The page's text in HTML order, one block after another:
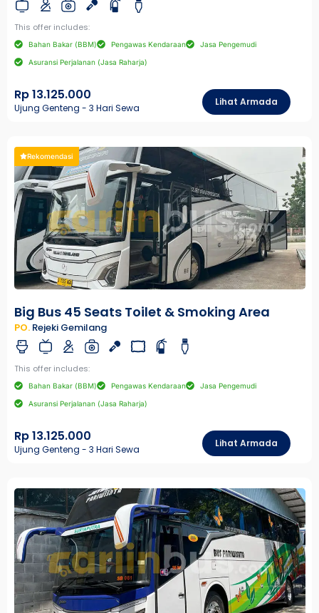
This offer includes:
Bahan Bakar (BBM) Pengawas Kendaraan Jasa Pengemudi
Asuransi Perjalanan (Jasa Raharja)
Rp 13.125.000
Ujung Genteng - 3 Hari Sewa
Lihat Armada
Rekomendasi
Big Bus 45 Seats Toilet & Smoking Area
PO. Rejeki Gemilang
This offer includes:
Bahan Bakar (BBM) Pengawas Kendaraan Jasa Pengemudi
Asuransi Perjalanan (Jasa Raharja)
Rp 13.125.000
Ujung Genteng - 3 Hari Sewa
Lihat Armada